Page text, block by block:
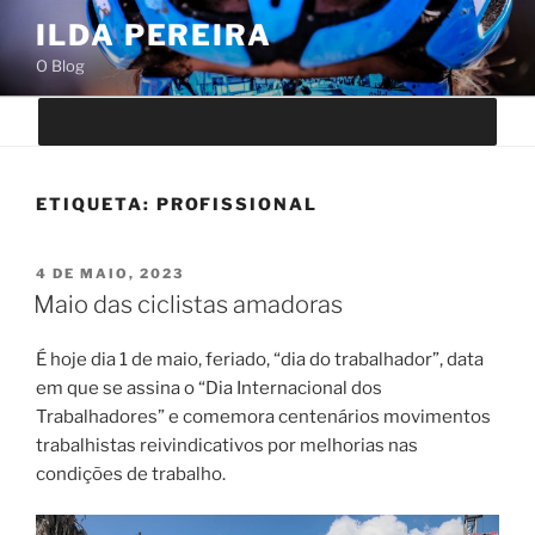
o
conteúdo
ILDA PEREIRA
O Blog
ETIQUETA: PROFISSIONAL
PUBLICADO
EM
4 DE MAIO, 2023
Maio das ciclistas amadoras
É hoje dia 1 de maio, feriado, “dia do trabalhador”, data
em que se assina o “Dia Internacional dos
Trabalhadores” e comemora centenários movimentos
trabalhistas reivindicativos por melhorias nas
condições de trabalho.